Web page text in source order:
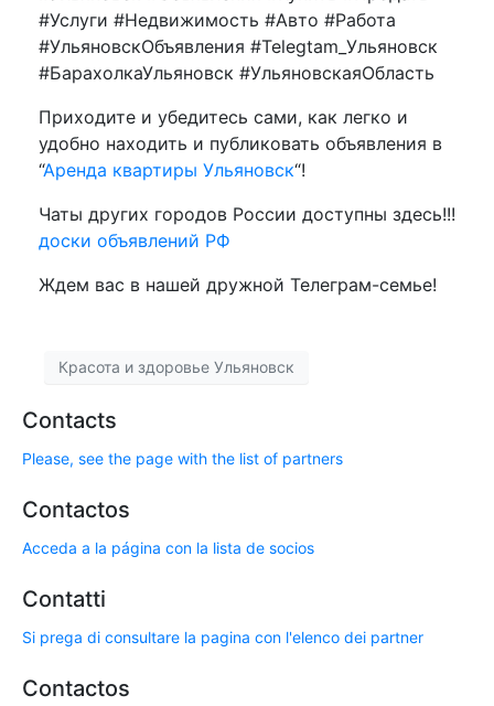
#Услуги #Недвижимость #Авто #Работа
#УльяновскОбъявления #Telegtam_Ульяновск
#БарахолкаУльяновск #УльяновскаяОбласть
Приходите и убедитесь сами, как легко и
удобно находить и публиковать объявления в
“Аренда квартиры Ульяновск“!
Чаты других городов России доступны здесь!!!
доски объявлений РФ
Ждем вас в нашей дружной Телеграм-семье!
Красота и здоровье Ульяновск
Contacts
Please, see the page with the list of partners
Contactos
Acceda a la página con la lista de socios
Contatti
Si prega di consultare la pagina con l'elenco dei partner
Contactos